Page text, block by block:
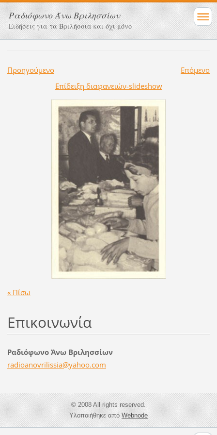
Ραδιόφωνο Άνω Βριλησσίων
Ειδήσεις για τα Βριλήσσια και όχι μόνο
Προηγούμενο
Επόμενο
Επίδειξη διαφανειών-slideshow
« Πίσω
Επικοινωνία
Ραδιόφωνο Άνω Βριλησσίων
radioanovrilissia@yahoo.com
© 2008 All rights reserved.
Υλοποιήθηκε απόWebnode